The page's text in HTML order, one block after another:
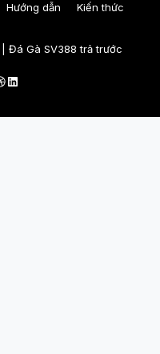
Hướng dẫn
Kiến thức
Đá Gà SV388 trả trước
LinkedIn